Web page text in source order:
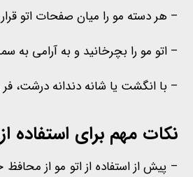
– هر دسته مو را میان صفحات اتو
– اتو مو را بچرخانید و به آرامی به
– با انگشت یا شانه دندانه درشت،
نکات مهم برای استفاده
– پیش از استفاده از اتو مو از محافظ